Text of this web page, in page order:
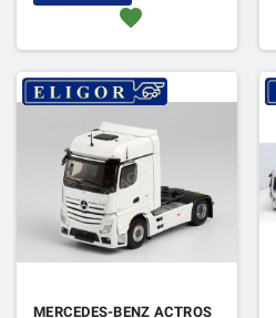
favorite
MERCEDES-BENZ ACTROS